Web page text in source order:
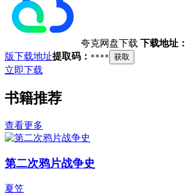
夸克网盘下载 下载地址：
版下载地址提取码： **** 获取
立即下载
书籍推荐
查看更多
第二次鸦片战争史
夏笠